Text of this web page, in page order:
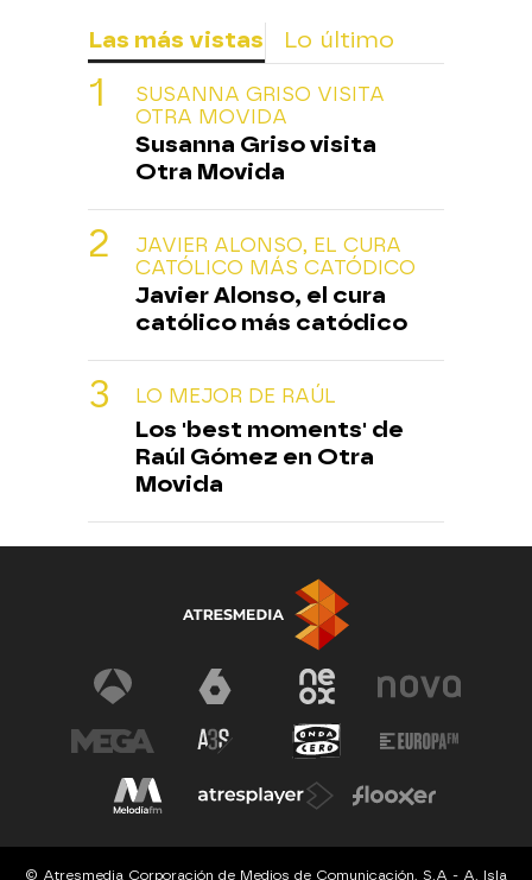
Las más vistas Lo último
SUSANNA GRISO VISITA
OTRA MOVIDA
Susanna Griso visita
Otra Movida
JAVIER ALONSO, EL CURA
CATÓLICO MÁS CATÓDICO
Javier Alonso, el cura
católico más catódico
LO MEJOR DE RAÚL
Los 'best moments' de
Raúl Gómez en Otra
Movida
© Atresmedia Corporación de Medios de Comunicación, S.A - A. Isla